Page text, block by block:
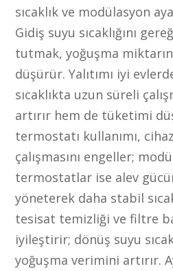
sıcaklık ve modülasyon
Gidiş suyu sıcaklığını
tutmak, yoğuşma
düşürür. Yalıtımı iyi
sıcaklıkta uzun süreli
artırır hem de tüketimi
termostatı kullanımı,
çalışmasını engeller;
termostatlar ise alev
yöneterek daha stabil
tesisat temizliği ve filtre
iyileştirir; dönüş suyu
yoğuşma verimini artırır.